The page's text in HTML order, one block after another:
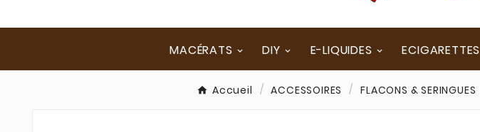
MACÉRATS DIY E-LIQUIDES ECIGARETTES
Accueil ACCESSOIRES FLACONS & SERINGUES